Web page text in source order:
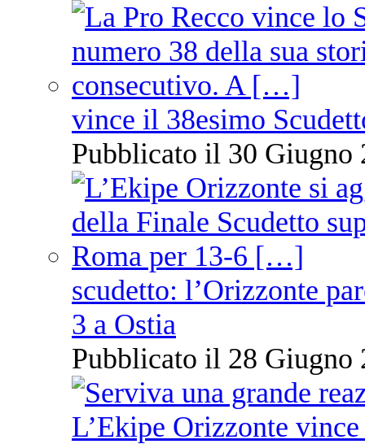
vince il 38esimo
Pubblicato il 30 Giugno
scudetto: l’Orizzonte
3 a Ostia
Pubblicato il 28 Giugno